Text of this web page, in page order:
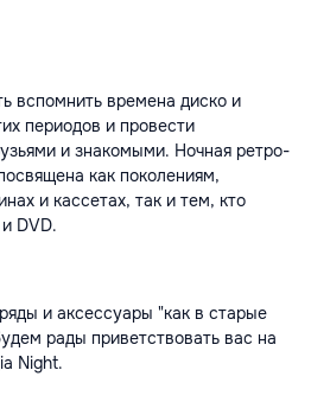
вспомнить времена диско и
периодов и провести
и знакомыми. Ночная ретро-
как поколениям,
и кассетах, так и тем, кто
DVD.
и аксессуары "как в старые
рады приветствовать вас на
Night.